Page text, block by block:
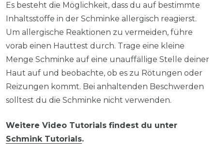
Es besteht die Möglichkeit, dass du auf bestimmte
Inhaltsstoffe in der Schminke allergisch reagierst.
Um allergische Reaktionen zu vermeiden, führe
vorab einen Hauttest durch. Trage eine kleine
Menge Schminke auf eine unauffällige Stelle deiner
Haut auf und beobachte, ob es zu Rötungen oder
Reizungen kommt. Bei anhaltenden Beschwerden
solltest du die Schminke nicht verwenden.
Weitere Video Tutorials findest du unter
Schmink Tutorials.